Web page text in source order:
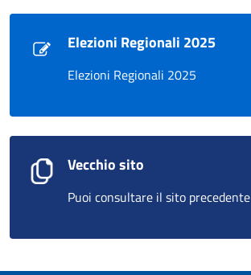
Elezioni Regionali 2025
Elezioni Regionali 2025
Vecchio sito
Puoi consultare il sito precedente